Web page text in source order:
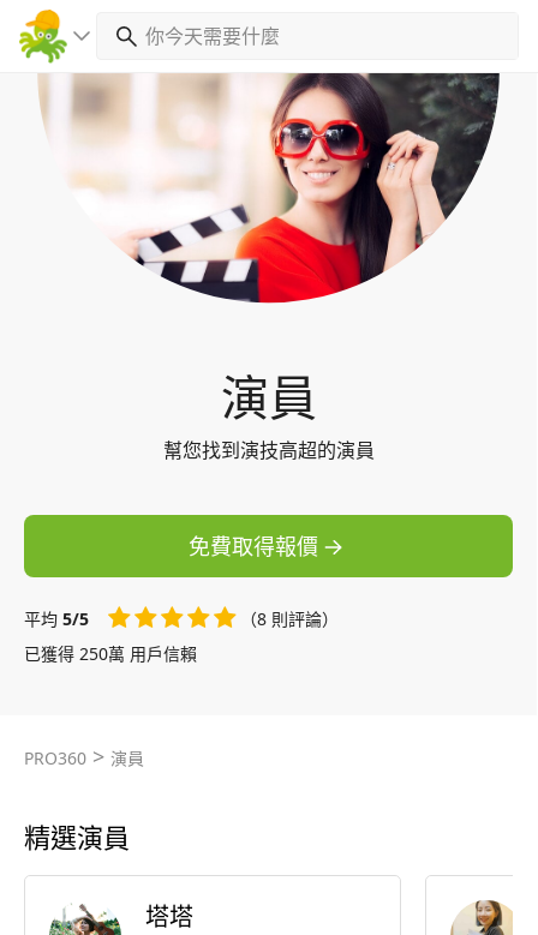
演員
幫您找到演技高超的演員
免費取得報價
平均 5/5
（8 則評論）
已獲得 250萬 用戶信賴
PRO360 > 演員
精選演員
塔塔